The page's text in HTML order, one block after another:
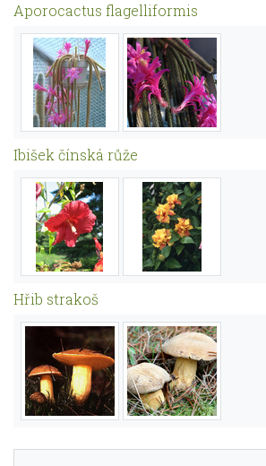
Aporocactus flagelliformis
Ibišek čínská růže
Hřib strakoš